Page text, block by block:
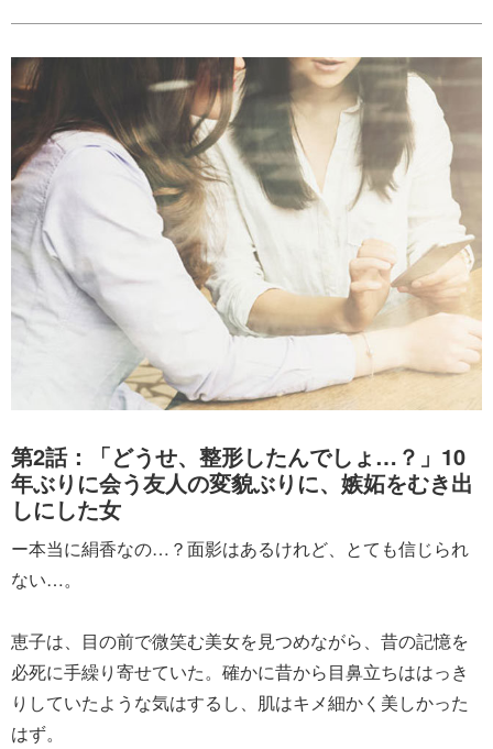
第2話：「どうせ、整形したんでしょ…？」10
年ぶりに会う友人の変貌ぶりに、嫉妬をむき出
しにした女
ー本当に絹香なの…？面影はあるけれど、とても信じられ
ない…。
恵子は、目の前で微笑む美女を見つめながら、昔の記憶を
必死に手繰り寄せていた。確かに昔から目鼻立ちははっき
りしていたような気はするし、肌はキメ細かく美しかった
はず。